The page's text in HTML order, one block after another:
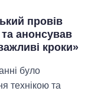
провів
анонсував
кроки»
було
технікою та